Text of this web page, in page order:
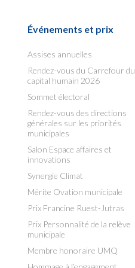
Événements et prix
Assises annuelles
Rendez-vous du Carrefour du
capital humain 2026
Sommet électoral
Rendez-vous des directions
générales sur les priorités
municipales
Salon Espace affaires et
innovations
Synergie Climat
Mérite Ovation municipale
Prix Francine Ruest-Jutras
Prix Personnalité de la relève
municipale
Membre honoraire UMQ